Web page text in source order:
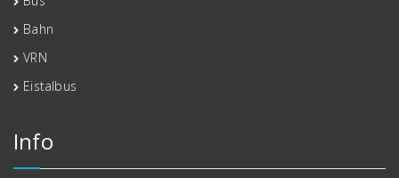
Bahn
VRN
Eistalbus
Info